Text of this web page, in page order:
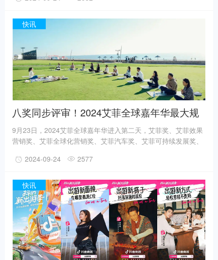
现趋于谨慎和理性，品牌更科学投放每一笔营销投放，代理公司
快讯
八奖同步评审！2024艾菲全球嘉年华最大规
模终审圆满收官
9月23日，2024艾菲全球嘉年华进入第二天，艾菲奖、艾菲效果
营销奖、艾菲全球化营销奖、艾菲汽车奖、艾菲可持续发展奖、
终审会成功举办。这是艾菲56年发展史上首次落地中国的重磅活
对八大奖项初审入围的案例进行终极筛选，研判新经济形态下最
具实效的营销实践与解决方案，甄选各奖项的金银铜奖得主。
2024-09-24 2577
快讯